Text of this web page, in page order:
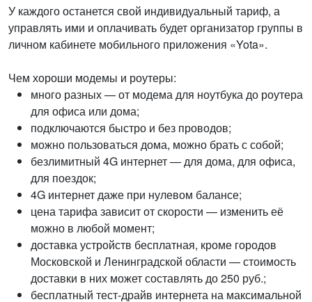
У каждого останется свой индивидуальный тариф, а
управлять ими и оплачивать будет организатор группы в
личном кабинете мобильного приложения «Yota».
Чем хороши модемы и роутеры:
много разных — от модема для ноутбука до роутера
для офиса или дома;
подключаются быстро и без проводов;
можно пользоваться дома, можно брать с собой;
безлимитный 4G интернет — для дома, для офиса,
для поездок;
4G интернет даже при нулевом балансе;
цена тарифа зависит от скорости — изменить её
можно в любой момент;
доставка устройств бесплатная, кроме городов
Московской и Ленинградской области — стоимость
доставки в них может составлять до 250 руб.;
бесплатный тест-драйв интернета на максимальной